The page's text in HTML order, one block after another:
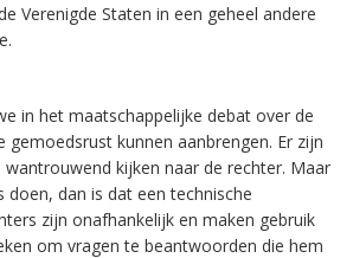
Verenigde Staten in een geheel andere
in het maatschappelijke debat over de
gemoedsrust kunnen aanbrengen. Er zijn
wantrouwend kijken naar de rechter. Maar
doen, dan is dat een technische
zijn onafhankelijk en maken gebruik
om vragen te beantwoorden die hem